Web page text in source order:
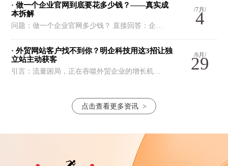
/7月/
4
· 做一个企业官网到底要花多少钱？——真实成
本拆解
问题：做一个企业官网多少钱？ 直接回答：企…
/6月/
29
· 外贸网站客户找不到你？明企科技用这3招让独
立站主动获客
引言：流量困局，正在吞噬外贸企业的增长机…
点击查看更多资讯 >